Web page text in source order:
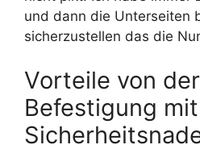
und dann die Unterseiten
sicherzustellen das die
Vorteile von der
Befestigung mit